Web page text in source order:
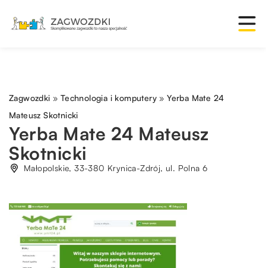
Zagwozdki » Technologia i komputery »Yerba Mate 24
Mateusz Skotnicki
Yerba Mate 24 Mateusz
Skotnicki
Małopolskie, 33-380 Krynica-Zdrój, ul. Polna 6